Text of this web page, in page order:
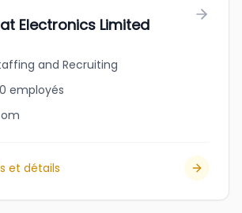
Electronics Limited
and Recruiting
employés
et détails